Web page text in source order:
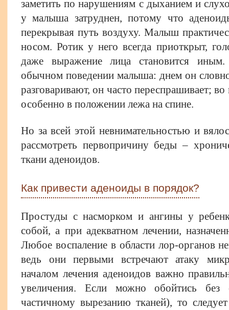
заметить по нарушениям с дыханием и
у малыша затруднен, потому что
перекрывая путь воздуху. Малыш
носом. Ротик у него всегда приоткрыт,
даже выражение лица становится
обычном поведении малыша: днем он
разговаривают, он часто переспрашивает;
особенно в положении лежа на спине.
Но за всей этой невнимательностью и
рассмотреть первопричину беды –
ткани аденоидов.
Как привести аденоиды в порядок?
Простуды с насморком и ангины у
собой, а при адекватном лечении,
Любое воспаление в области лор-органов
ведь они первыми встречают атаку
началом лечения аденоидов важно
увеличения. Если можно обойтись
частичному вырезанию тканей), то